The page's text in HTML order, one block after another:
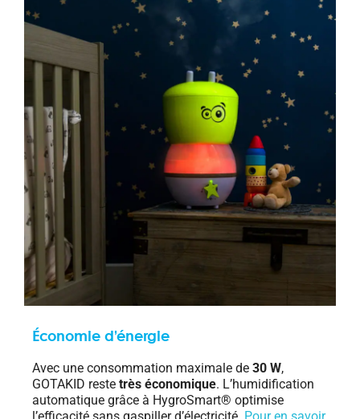
Économie d’énergie
Avec une consommation maximale de 30 W,
GOTAKID reste très économique. L’humidification
automatique grâce à HygroSmart® optimise